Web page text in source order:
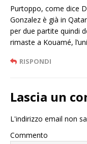
Purtoppo, come dice
Gonzalez è già in
per due partite quindi
rimaste a Kouamé,
RISPONDI
Lascia un
L'indirizzo email non
Commento